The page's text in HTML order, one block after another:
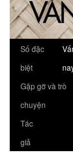
Số đặc
biệt
Gặp gỡ và trò
chuyện
Tác
giả